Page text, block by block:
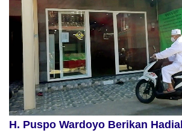
H. Puspo Wardoyo Berikan